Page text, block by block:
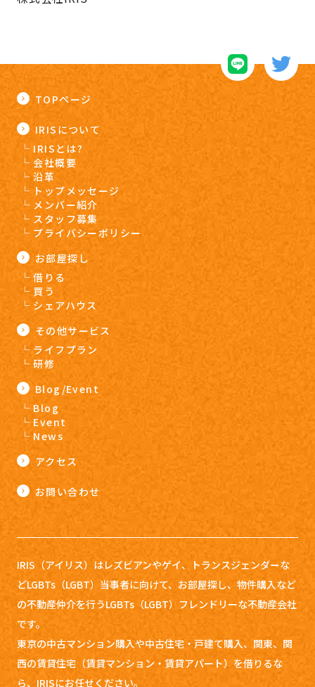
TOPページ
IRISについて
IRISとは?
会社概要
沿革
トップメッセージ
メンバー紹介
スタッフ募集
プライバシーポリシー
お部屋探し
借りる
買う
シェアハウス
その他サービス
ライフプラン
研修
Blog/Event
Blog
Event
News
アクセス
お問い合わせ
IRIS（アイリス）はレズビアンやゲイ、トランスジェンダーな
どLGBTs（LGBT）当事者に向けて、お部屋探し、 物件購入など
の不動産仲介を行うLGBTs（LGBT）フレンドリーな不動産会社
です。
東京の中古マンション購入や中古住宅・戸建て購入、関東、関
西の賃貸住宅（賃貸マンション・賃貸アパート）を借りるな
ら、IRISにお任せください。